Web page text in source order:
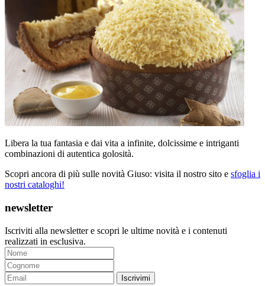
Libera la tua fantasia e dai vita a infinite, dolcissime e intriganti
combinazioni di autentica golosità.
Scopri ancora di più sulle novità Giuso: visita il nostro sito e sfoglia i
nostri cataloghi!
newsletter
Iscriviti alla newsletter e scopri le ultime novità e i contenuti
realizzati in esclusiva.
Iscrivimi